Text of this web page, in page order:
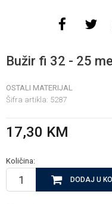
Bužir fi 32 - 25
OSTALI MATERIJAL
Šifra artikla: 5287
17,30 KM
Količina:
DODAJ U